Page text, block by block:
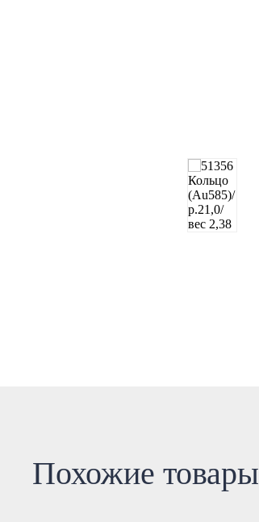
Похожие товары